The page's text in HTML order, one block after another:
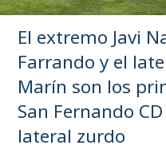
El extremo Javi
Farrando y el
Marín son los
San Fernando
lateral zurdo